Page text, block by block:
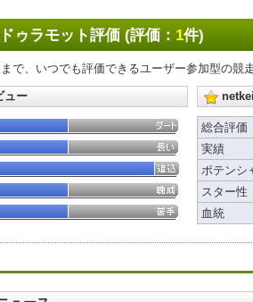
ゥラモット評価 (評価： 1件)
で、いつでも評価できるユーザー参加型の競
ュー
総合評価
実績
ポテンシ
スター性
血統